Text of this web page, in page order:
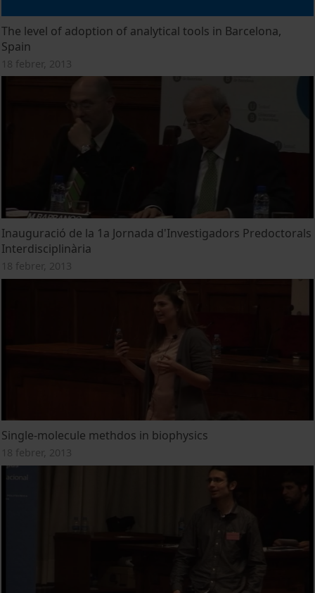
The level of adoption of analytical tools in Barcelona,
Spain
18 febrer, 2013
Inauguració de la 1a Jornada d'Investigadors Predoctorals
Interdisciplinària
18 febrer, 2013
Single-molecule methdos in biophysics
18 febrer, 2013